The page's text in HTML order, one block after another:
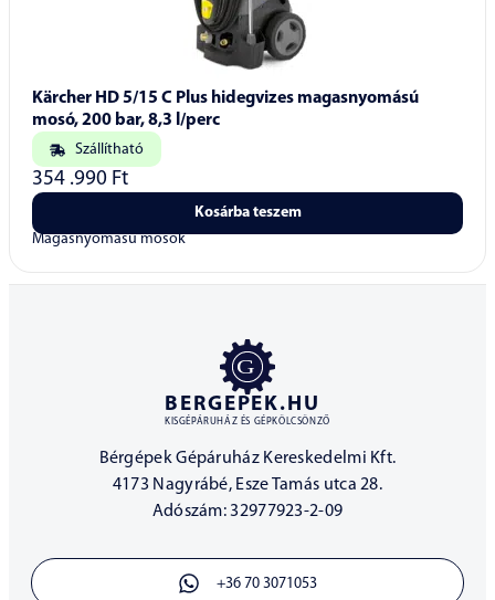
Kärcher HD 5/15 C Plus hidegvizes magasnyomású
mosó, 200 bar, 8,3 l/perc
Szállítható
354 .990 Ft
Kosárba teszem
Magasnyomású mosók
BERGEPEK.HU
KISGÉPÁRUHÁZ ÉS GÉPKÖLCSÖNZŐ
Bérgépek Gépáruház Kereskedelmi Kft.
4173 Nagyrábé, Esze Tamás utca 28.
Adószám: 32977923-2-09
+36 70 3071053